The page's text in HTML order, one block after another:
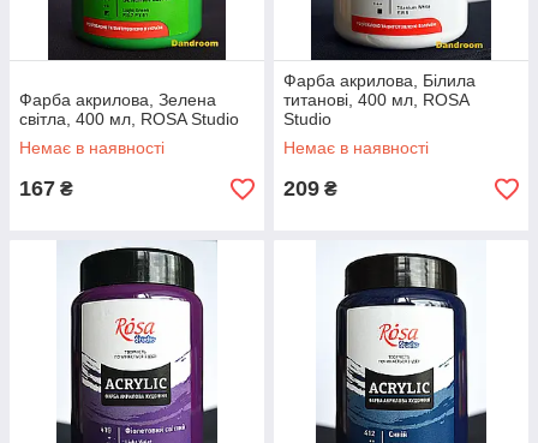
Фарба акрилова, Зелена
світла, 400 мл, ROSA Studio
Немає в наявності
167 ₴
Фарба акрилова, Білила
титанові, 400 мл, ROSA
Studio
Немає в наявності
209 ₴